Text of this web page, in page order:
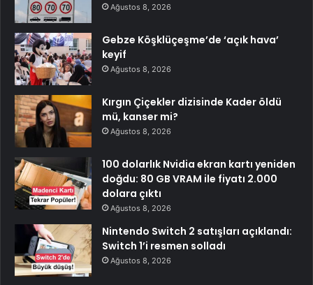
Ağustos 8, 2026
Gebze Köşklüçeşme’de ‘açık hava’
keyif
Ağustos 8, 2026
Kırgın Çiçekler dizisinde Kader öldü
mü, kanser mi?
Ağustos 8, 2026
100 dolarlık Nvidia ekran kartı yeniden
doğdu: 80 GB VRAM ile fiyatı 2.000
dolara çıktı
Ağustos 8, 2026
Nintendo Switch 2 satışları açıklandı:
Switch 1’i resmen solladı
Ağustos 8, 2026